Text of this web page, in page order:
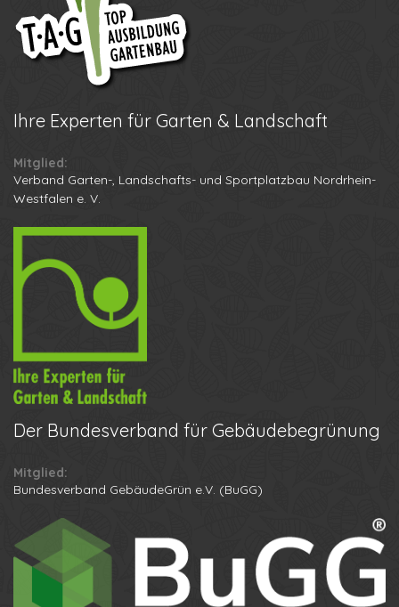
Ihre Experten für Garten & Landschaft
Mitglied:
Verband Garten-, Landschafts- und Sportplatzbau Nordrhein-
Westfalen e. V.
Der Bundesverband für Gebäudebegrünung
Mitglied:
Bundesverband GebäudeGrün e.V. (BuGG)
Datenschutzbestimmungen Anton